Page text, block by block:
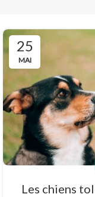
25
MAI
Les chiens